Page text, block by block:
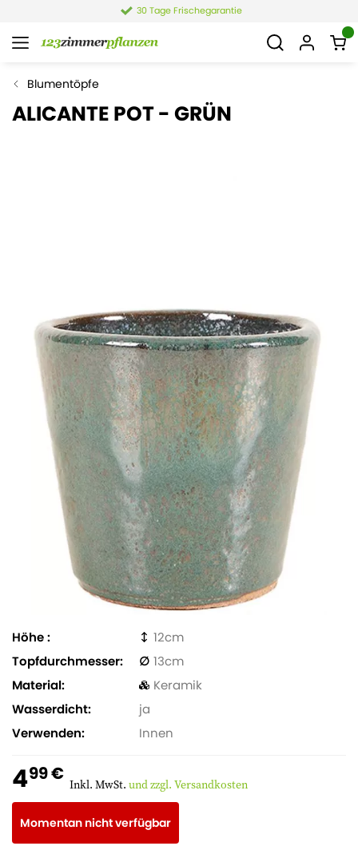
30 Tage Frischegarantie
Blumentöpfe
ALICANTE POT - GRÜN
Höhe
12
Topfdurchmesser
13
Material
Keramik
Wasserdicht
ja
Verwenden
Innen
499 € Inkl. MwSt. und zzgl. Versandkosten
Momentan nicht verfügbar